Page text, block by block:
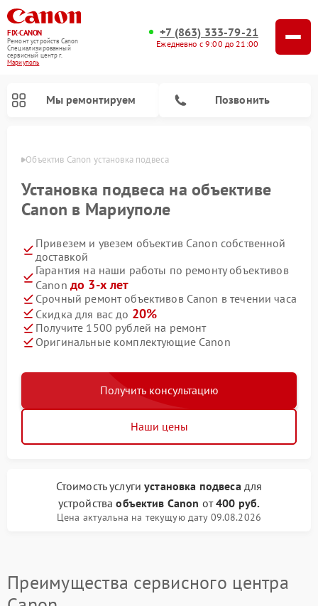
FIX-CANON
Ремонт устройств Canon
Специализированный
cервисный центр г.
Мариуполь
+7 (863) 333-79-21
Ежедневно с 9:00 до 21:00
Мы ремонтируем Позвонить
Объектив Canon установка подвеса
Установка подвеса на объективе
Canon в Мариуполе
Привезем и увезем объектив Canon собственной
доставкой
Гарантия на наши работы по ремонту объективов
Canon до 3-х лет
Срочный ремонт объективов Canon в течении часа
Скидка для вас до 20%
Получите 1500 рублей на ремонт
Оригинальные комплектующие Canon
Получить консультацию
Наши цены
Стоимость услугиустановка подвеса для
устройстваобъектив Canon от400 руб.
Цена актуальна на текущую дату 09.08.2026
Преимущества сервисного центра